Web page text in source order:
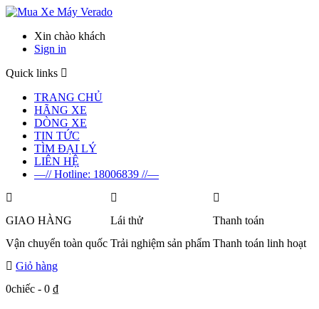
Verado
Xin chào khách
Sign in
Quick links
TRANG CHỦ
HÃNG XE
DÒNG XE
TIN TỨC
TÌM ĐẠI LÝ
LIÊN HỆ
—// Hotline: 18006839 //—
GIAO HÀNG
Vận chuyển toàn quốc
Lái thử
Trải nghiệm sản phẩm
Thanh toán
Thanh toán linh hoạt
Giỏ hàng
0chiếc - 0 ₫